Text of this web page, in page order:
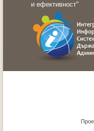
и ефективност"